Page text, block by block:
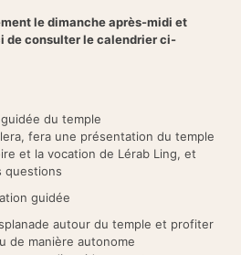
le dimanche après-midi et
de consulter le calendrier ci-
du temple
fera une présentation du temple
et la vocation de Lérab Ling, et
questions
guidée
autour du temple et profiter
de manière autonome